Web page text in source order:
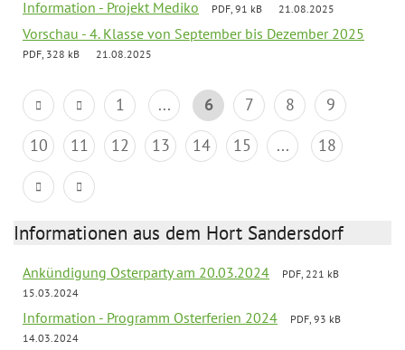
Information - Projekt Mediko PDF, 91 kB 21.08.2025
Vorschau - 4. Klasse von September bis Dezember 2025
PDF, 328 kB 21.08.2025
1 ... 6 7 8
9
10
11 12 13 14 15 ... 18
Informationen aus dem Hort Sandersdorf
Ankündigung Osterparty am 20.03.2024
PDF, 221 kB
15.03.2024
Information - Programm Osterferien 2024
PDF, 93 kB
14.03.2024